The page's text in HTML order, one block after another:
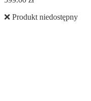
❌ Produkt niedostępny